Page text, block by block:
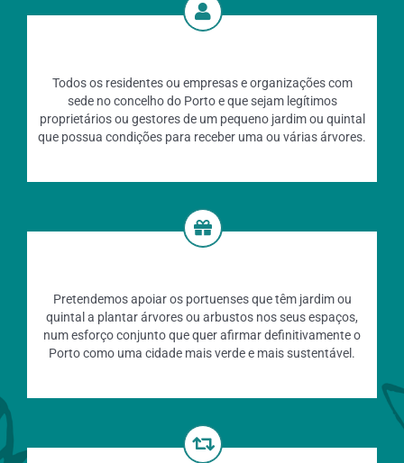
Todos os residentes ou empresas e organizações com
sede no concelho do Porto e que sejam legítimos
proprietários ou gestores de um pequeno jardim ou quintal
que possua condições para receber uma ou várias árvores.
Pretendemos apoiar os portuenses que têm jardim ou
quintal a plantar árvores ou arbustos nos seus espaços,
num esforço conjunto que quer afirmar definitivamente o
Porto como uma cidade mais verde e mais sustentável.